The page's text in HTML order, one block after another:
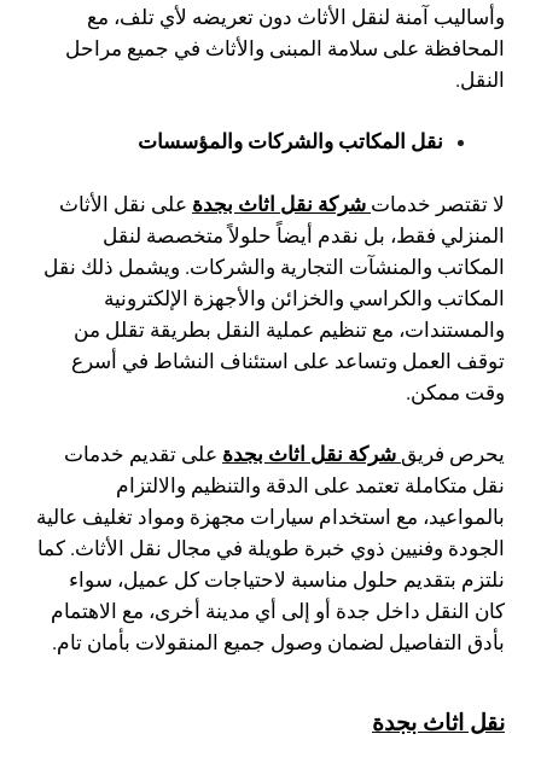
وأساليب آمنة لنقل الأثاث دون تعريضه لأي تلف، مع
المحافظة على سلامة المبنى والأثاث في جميع مراحل
النقل.
نقل المكاتب والشركات والمؤسسات
لا تقتصر خدمات شركة نقل اثاث بجدة على نقل الأثاث
المنزلي فقط، بل نقدم أيضاً حلولاً متخصصة لنقل
المكاتب والمنشآت التجارية والشركات. ويشمل ذلك نقل
المكاتب والكراسي والخزائن والأجهزة الإلكترونية
والمستندات، مع تنظيم عملية النقل بطريقة تقلل من
توقف العمل وتساعد على استئناف النشاط في أسرع
وقت ممكن.
يحرص فريق شركة نقل اثاث بجدة على تقديم خدمات
نقل متكاملة تعتمد على الدقة والتنظيم والالتزام
بالمواعيد، مع استخدام سيارات مجهزة ومواد تغليف عالية
الجودة وفنيين ذوي خبرة طويلة في مجال نقل الأثاث. كما
نلتزم بتقديم حلول مناسبة لاحتياجات كل عميل، سواء
كان النقل داخل جدة أو إلى أي مدينة أخرى، مع الاهتمام
بأدق التفاصيل لضمان وصول جميع المنقولات بأمان تام.
نقل اثاث بجدة